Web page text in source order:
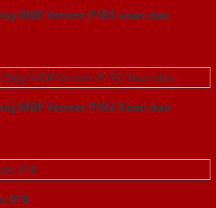
MDF Veneer P1R5 xoan dao
MDF Veneer P1R2 Xoan dao
018